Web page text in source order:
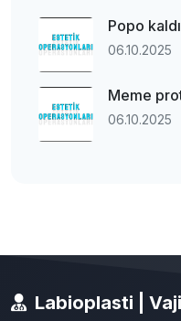
Popo
06.10.2025
Meme
06.10.2025
Labioplasti |